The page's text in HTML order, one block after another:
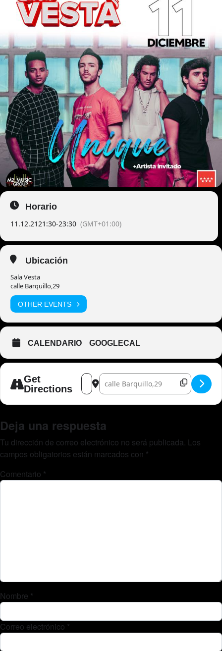
Horario
11.12.2121:30-23:30 (GMT+01:00)
Ubicación
Sala Vesta
calle Barquillo,29
OTHER EVENTS
CALENDARIO GOOGLECAL
Get
Directions
Address - UNIQUE [ikkCr9X3W]
Destination Address - UNIQUE
Deja una respuesta
Tu dirección de correo electrónico no será publicada. Los
campos obligatorios están marcados con *
Comentario *
Nombre *
Correo electrónico *